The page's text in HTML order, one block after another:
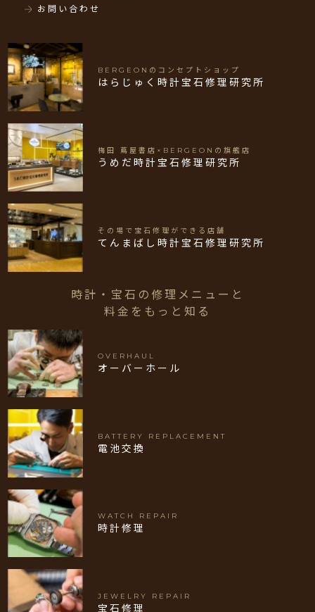
お問い合わせ
BERGEONのコンセプトショップ
はらじゅく時計宝石修理研究所
梅田 蔦屋書店×BERGEONの旗艦店
うめだ時計宝石修理研究所
その場で宝石修理ができる店舗
てんまばし時計宝石修理研究所
時計・宝石の修理メニューと
料金をもっと知る
OVERHAUL
オーバーホール
BATTERY REPLACEMENT
電池交換
WATCH REPAIR
時計修理
JEWELRY REPAIR
宝石修理